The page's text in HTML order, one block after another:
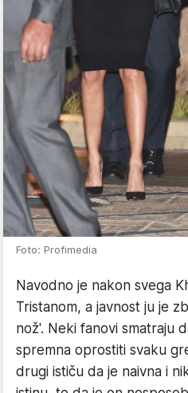
Foto: Profimedia
Navodno je nakon svega
Tristanom, a javnost ju je
nož'. Neki fanovi smatraju
spremna oprostiti svaku
drugi ističu da je naivna i